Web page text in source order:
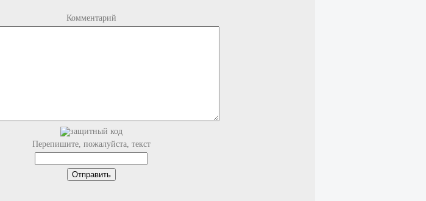
Комментарий
Перепишите, пожалуйста, текст